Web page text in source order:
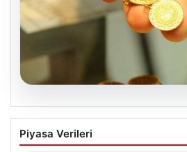
05.08.2026
Altın fiyatları canlı 2
fiyatları ne kadar oldu?
Piyasa Verileri